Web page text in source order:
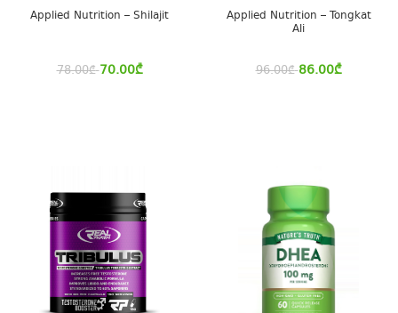
Applied Nutrition – Shilajit
78.00₾ 70.00₾
Applied Nutrition – Tongkat
Ali
96.00₾ 86.00₾